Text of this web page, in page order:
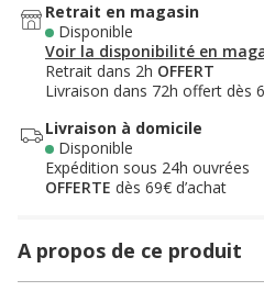
Retrait en magasin
Disponible
Voir la disponibilité en
Retrait dans 2h OFFERT
Livraison dans 72h offert dès
Livraison à domicile
Disponible
Expédition sous 24h ouvrées
OFFERTE dès 69€ d’achat
A propos de ce produit